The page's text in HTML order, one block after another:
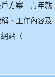
方案－青年就
、工作內容及
站（